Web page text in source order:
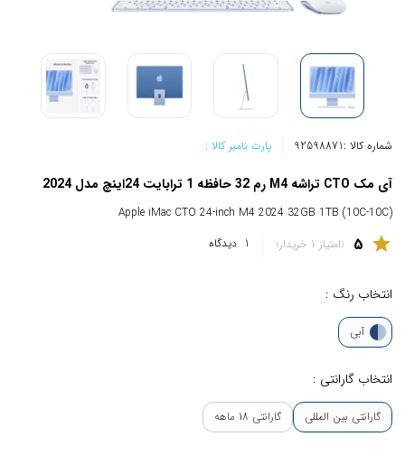
شماره کالا :92598871 پارت نامبر کالا :
آی مک CTO تراشه M4 رم 32 حافظه 1 ترابایت 24اینچ مدل 2024
Apple iMac CTO 24-inch M4 2024 32GB 1TB (10C-10C)
star
5 امتیاز 1 خریدار 1 دیدگاه
انتخاب رنگ :
آبی
انتخاب گارانتی :
گارانتی بین المللی گارانتی 18 ماهه